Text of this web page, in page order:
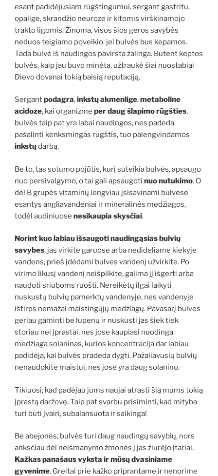
esant padidėjusiam rūgštingumui, sergant gastritu,
opalige, skrandžio neuroze ir kitomis virškinamojo
trakto ligomis. Žinoma, visos šios geros savybės
neduos teigiamo poveikio, jei bulvės bus kepamos.
Tada bulvė iš naudingos pavirsta žalinga. Būtent keptos
bulvės, kaip jau buvo minėta, užtraukė šiai nuostabiai
Dievo dovanai tokią baisią reputaciją.
Sergantpodagra,inkstų akmenlige,metaboline
acidoze, kai organizme per daug šlapimo rūgšties,
bulvės taip pat yra labai naudingos, nes padeda
pašalinti kenksmingas rūgštis, tuo palengvindamos
inkstųdarbą.
Be to, tas sotumo pojūtis, kurį suteikia bulvės, apsaugo
nuo persivalgymo, o tai gali apsaugoti nuo nutukimo. O
dėl B grupės vitaminų lengviau įsisavinami bulvėse
esantys angliavandeniai ir mineralinės medžiagos,
todėl audiniuose nesikaupia skysčiai.
Norint kuo labiau išsaugoti naudingąsias bulvių
savybes, jas virkite garuose arba nedideliame kiekyje
vandens, prieš įdėdami bulves vandenį užvirkite. Po
virimo likusį vandenį neišpilkite, galima jį išgerti arba
naudoti sriuboms ruošti. Nereikėtų ilgai laikyti
nuskustų bulvių pamerktų vandenyje, nes vandenyje
ištirps nemažai maistingųjų medžiagų. Pavasarį bulves
geriau gaminti be lupenų ir nuskusti jas šiek tiek
storiau nei įprastai, nes jose kaupiasi nuodinga
medžiaga solaninas, kurios koncentracija dar labiau
padidėja, kai bulvės pradeda dygti. Pažaliavusių bulvių
nenaudokite maistui, nes jose yra daug solanino.
Tikiuosi, kad padėjau jums naujai atrasti šią mums tokią
įprastą daržovę. Taip pat svarbu prisiminti, kad mityba
turi būti įvairi, subalansuota ir saikinga!
Be abejonės, bulvės turi daug naudingų savybių, nors
anksčiau dėl neišmanymo žmonės į jas žiūrėjo įtariai.
Kažkas panašaus vyksta ir mūsų dvasiniame
gyvenime. Greitai prie kažko priprantame ir nenorime